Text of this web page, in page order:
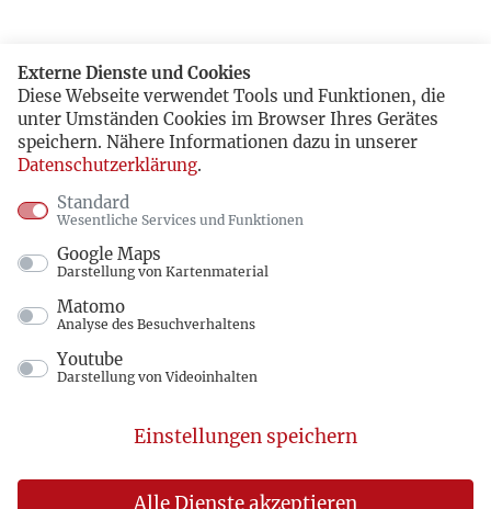
Externe Dienste und Cookies
Diese Webseite verwendet Tools und Funktionen, die
unter Umständen Cookies im Browser Ihres Gerätes
speichern. Nähere Informationen dazu in unserer
Datenschutzerklärung.
Standard
Wesentliche Services und Funktionen
Google Maps
Darstellung von Kartenmaterial
Matomo
Analyse des Besuchverhaltens
Youtube
Darstellung von Videoinhalten
Alle Dienste akzeptieren
Einstellungen speichern